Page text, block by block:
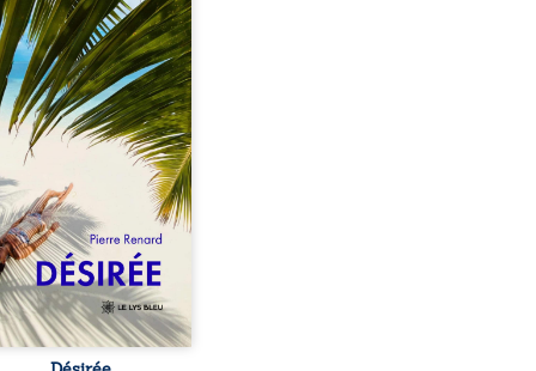
Pierre, jeune retraité,
qu’il est devenu une
femme métissée de
ans. À peine a-t-il
à apprivoiser ce
corps qu’Ange surgit
sa vie et fait vaciller
ses certitudes. Entre
est immédiate,
jusqu’à ce qu’un
familial fasse planer
: et s’ils étaient
demi-frère et ...